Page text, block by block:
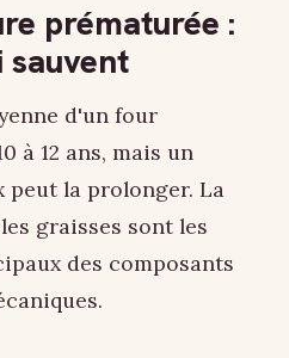
prématurée :
sauvent
d'un four
à 12 ans, mais un
la prolonger. La
graisses sont les
des composants